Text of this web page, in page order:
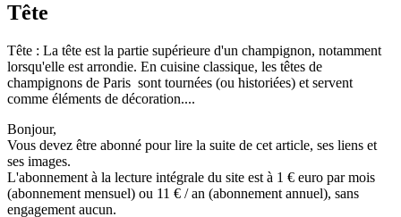
Tête
Tête : La tête est la partie supérieure d'un champignon, notamment
lorsqu'elle est arrondie. En cuisine classique, les têtes de
champignons de Paris sont tournées (ou historiées) et servent
comme éléments de décoration....
Bonjour,
Vous devez être abonné pour lire la suite de cet article, ses liens et
ses images.
L'abonnement à la lecture intégrale du site est à 1 € euro par mois
(abonnement mensuel) ou 11 € / an (abonnement annuel), sans
engagement aucun.